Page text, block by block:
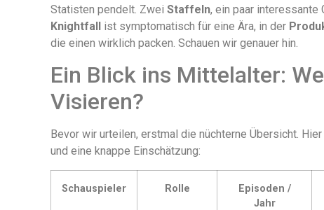
Statisten pendelt. Zwei Staffeln, ein paar interessante
Knightfall ist symptomatisch für eine Ära, in der
die einen wirklich packen. Schauen wir genauer hin.
Ein Blick ins Mittelalter:
Visieren?
Bevor wir urteilen, erstmal die nüchterne Übersicht.
und eine knappe Einschätzung:
Schauspieler Rolle
Episoden /
Jahr